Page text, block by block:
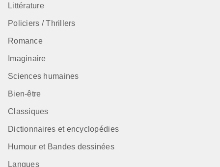
Littérature
Policiers / Thrillers
Romance
Imaginaire
Sciences humaines
Bien-être
Classiques
Dictionnaires et encyclopédies
Humour et Bandes dessinées
Langues